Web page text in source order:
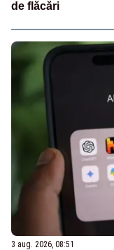
de flăcări
3 aug. 2026, 08:51